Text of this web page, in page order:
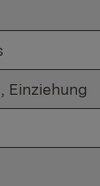
Einziehung